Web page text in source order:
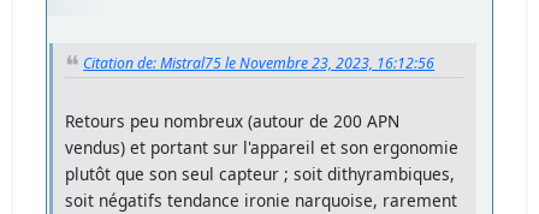
Citation de: Mistral75 le Novembre 23, 2023, 16:12:56
Retours peu nombreux (autour de 200 APN
vendus) et portant sur l'appareil et son ergonomie
plutôt que son seul capteur ; soit dithyrambiques,
soit négatifs tendance ironie narquoise, rarement